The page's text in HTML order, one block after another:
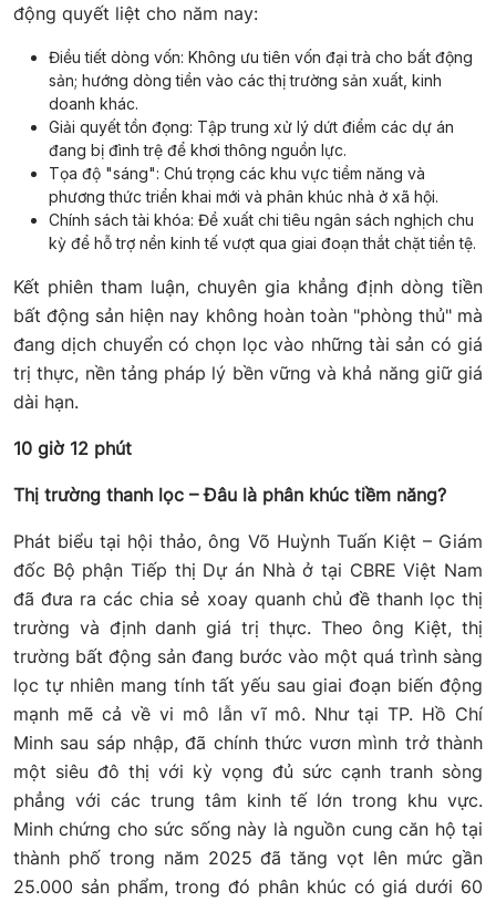
động quyết liệt cho năm nay:
Điều tiết dòng vốn: Không ưu tiên vốn đại trà cho bất động
sản; hướng dòng tiền vào các thị trường sản xuất, kinh
doanh khác.
Giải quyết tồn đọng: Tập trung xử lý dứt điểm các dự án
đang bị đình trệ để khơi thông nguồn lực.
Tọa độ "sáng": Chú trọng các khu vực tiềm năng và
phương thức triển khai mới và phân khúc nhà ở xã hội.
Chính sách tài khóa: Đề xuất chi tiêu ngân sách nghịch chu
kỳ để hỗ trợ nền kinh tế vượt qua giai đoạn thắt chặt tiền tệ.
Kết phiên tham luận, chuyên gia khẳng định dòng tiền
bất động sản hiện nay không hoàn toàn "phòng thủ" mà
đang dịch chuyển có chọn lọc vào những tài sản có giá
trị thực, nền tảng pháp lý bền vững và khả năng giữ giá
dài hạn.
10 giờ 12 phút
Thị trường thanh lọc – Đâu là phân khúc tiềm năng?
Phát biểu tại hội thảo, ông Võ Huỳnh Tuấn Kiệt – Giám
đốc Bộ phận Tiếp thị Dự án Nhà ở tại CBRE Việt Nam
đã đưa ra các chia sẻ xoay quanh chủ đề thanh lọc thị
trường và định danh giá trị thực. Theo ông Kiệt, thị
trường bất động sản đang bước vào một quá trình sàng
lọc tự nhiên mang tính tất yếu sau giai đoạn biến động
mạnh mẽ cả về vi mô lẫn vĩ mô. Như tại TP. Hồ Chí
Minh sau sáp nhập, đã chính thức vươn mình trở thành
một siêu đô thị với kỳ vọng đủ sức cạnh tranh sòng
phẳng với các trung tâm kinh tế lớn trong khu vực.
Minh chứng cho sức sống này là nguồn cung căn hộ tại
thành phố trong năm 2025 đã tăng vọt lên mức gần
25.000 sản phẩm, trong đó phân khúc có giá dưới 60